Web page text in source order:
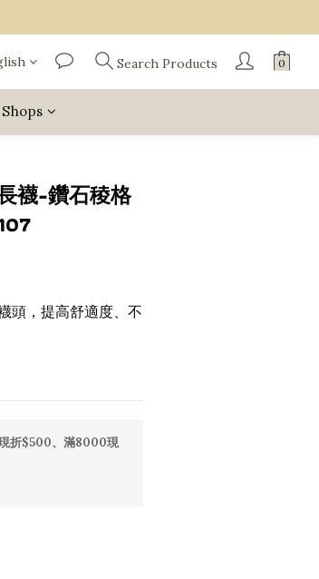
Search Products
Shops
襪-鑽石稜格
頭，提高舒適度、不
折$500、滿8000現